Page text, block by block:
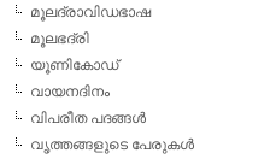
മൂലദ്രാവിഡഭാഷ
മൂലഭദ്രി
യൂണികോഡ്
വായനദിനം
വിപരീത പദങ്ങള്‍
വൃത്തങ്ങളുടെ പേരുകള്‍